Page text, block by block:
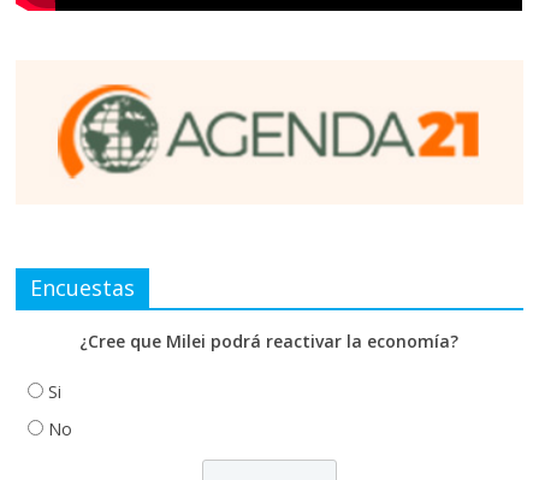
Encuestas
¿Cree que Milei podrá reactivar la economía?
Si
No